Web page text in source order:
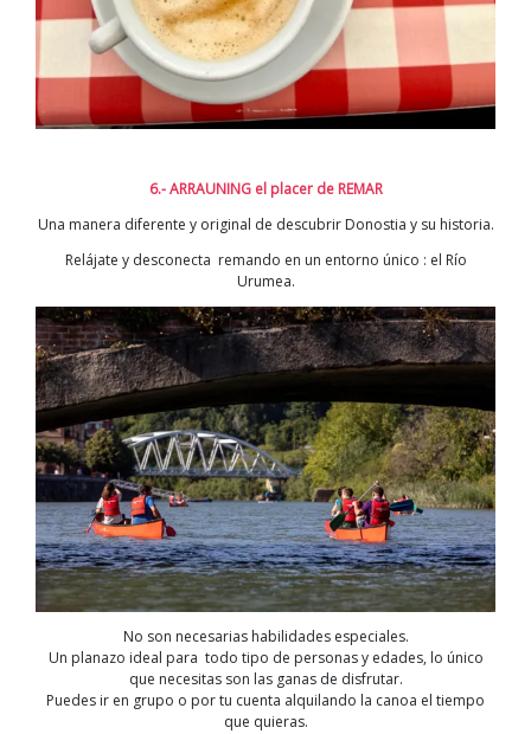
6.- ARRAUNING el placer de REMAR
Una manera diferente y original de descubrir Donostia y su historia.
Relájate y desconecta remando en un entorno único : el Río
Urumea.
No son necesarias habilidades especiales.
Un planazo ideal para todo tipo de personas y edades, lo único
que necesitas son las ganas de disfrutar.
Puedes ir en grupo o por tu cuenta alquilando la canoa el tiempo
que quieras.